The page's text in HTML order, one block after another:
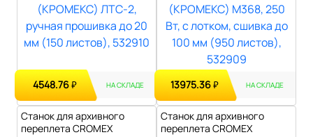
4548.76₽ НА СКЛАДЕ 13975.36₽ НА СКЛАДЕ
Станок для архивного
переплета CROMEX
Станок для архивного
переплета CROMEX